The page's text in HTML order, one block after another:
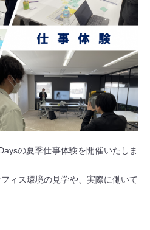
の夏季仕事体験を開催いたしま
ィス環境の見学や、実際に働いて